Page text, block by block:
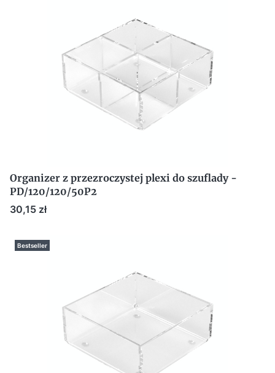
Organizer z przezroczystej plexi do szuflady -
PD/120/120/50P2
Cena
30,15 zł
Bestseller